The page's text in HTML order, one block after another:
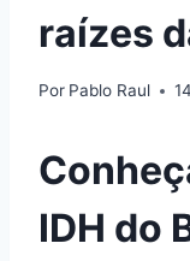
raízes
Por Pablo Raul
IDH do